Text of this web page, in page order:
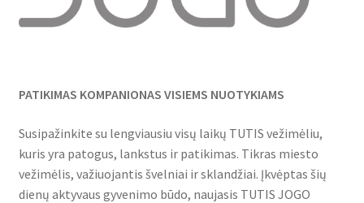
PATIKIMAS KOMPANIONAS VISIEMS NUOTYKIAMS
Susipažinkite su lengviausiu visų laikų TUTIS vežimėliu,
kuris yra patogus, lankstus ir patikimas. Tikras miesto
vežimėlis, važiuojantis švelniai ir sklandžiai. Įkvėptas šių
dienų aktyvaus gyvenimo būdo, naujasis TUTIS JOGO